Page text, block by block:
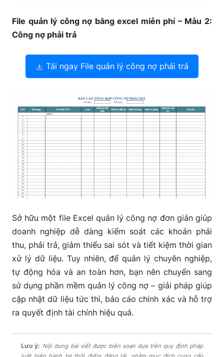
File quản lý công nợ bằng excel miễn phí – Mẫu 2:
Công nợ phải trả
Tải ngay File quản lý công nợ phải trả
Sở hữu một file Excel quản lý công nợ đơn giản giúp
doanh nghiệp dễ dàng kiểm soát các khoản phải
thu, phải trả, giảm thiểu sai sót và tiết kiệm thời gian
xử lý dữ liệu. Tuy nhiên, để quản lý chuyên nghiệp,
tự động hóa và an toàn hơn, bạn nên chuyển sang
sử dụng phần mềm quản lý công nợ – giải pháp giúp
cập nhật dữ liệu tức thì, báo cáo chính xác và hỗ trợ
ra quyết định tài chính hiệu quả.
Lưu ý: Nội dung bài viết được biên soạn dựa trên quy định pháp